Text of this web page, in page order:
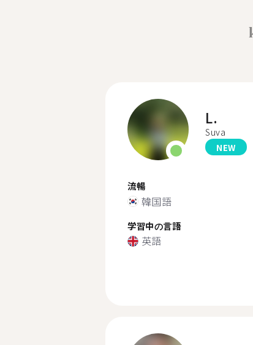
L.
Suva
NEW
流暢
韓国語
学習中の言語
英語